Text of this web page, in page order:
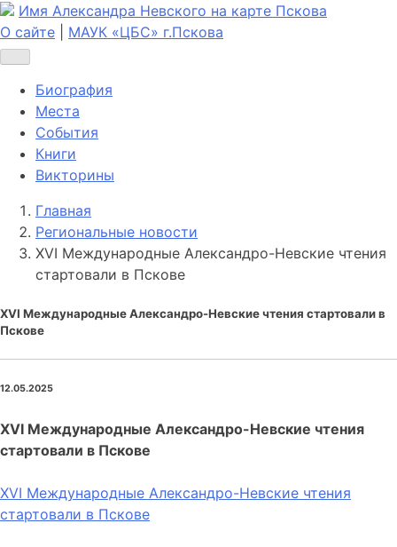
Имя Александра Невского на карте Пскова
О сайте
МАУК «ЦБС» г.Пскова
Биография
Места
События
Книги
Викторины
Главная
Региональные новости
XVI Международные Александро-Невские чтения
стартовали в Пскове
XVI Международные Александро-Невские чтения стартовали в
Пскове
12.05.2025
XVI Международные Александро-Невские чтения
стартовали в Пскове
XVI Международные Александро-Невские чтения
стартовали в Пскове